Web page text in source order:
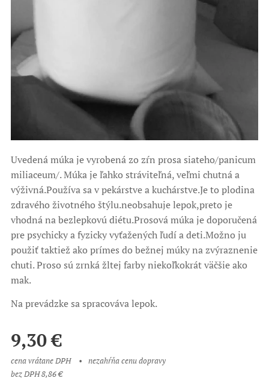
Uvedená múka je vyrobená zo zŕn prosa siateho/panicum
miliaceum/. Múka je ľahko stráviteľná, veľmi chutná a
výživná.Používa sa v pekárstve a kuchárstve.Je to plodina
zdravého životného štýlu.neobsahuje lepok,preto je
vhodná na bezlepkovú diétu.Prosová múka je doporučená
pre psychicky a fyzicky vyťažených ľudí a deti.Možno ju
použiť taktiež ako prímes do bežnej múky na zvýraznenie
chuti. Proso sú zrnká žltej farby niekoľkokrát väčšie ako
mak.
Na prevádzke sa spracováva lepok.
9,30€
cena vrátane DPH
nezahŕňa cenu dopravy
bez DPH 8,86 €